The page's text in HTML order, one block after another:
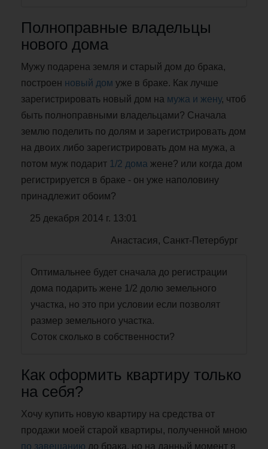
Полноправные владельцы
нового дома
Мужу подарена земля и старый дом до брака,
построен новый дом уже в браке. Как лучше
зарегистрировать новый дом на мужа и жену, чтоб
быть полноправными владельцами? Сначала
землю поделить по долям и зарегистрировать дом
на двоих либо зарегистрировать дом на мужа, а
потом муж подарит 1/2 дома жене? или когда дом
регистрируется в браке - он уже наполовину
принадлежит обоим?
25 декабря 2014 г. 13:01
Анастасия, Санкт-Петербург
Оптимальнее будет сначала до регистрации
дома подарить жене 1/2 долю земельного
участка, но это при условии если позволят
размер земельного участка.
Соток сколько в собственности?
Как оформить квартиру только
на себя?
Хочу купить новую квартиру на средства от
продажи моей старой квартиры, полученной мною
по завещанию до брака, но на данный момент я